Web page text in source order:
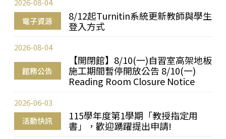
電子資源
8/12起Turnitin系統更新教師與學生
登入方式
2026-08-04
館務公告
【開閉館】8/10(一)自習室高架地板
施工期間暫停開放公告 8/10(一)
Reading Room Closure Notice
2026-08-04
活動快訊
115學年度第1學期「教授指定用
書」，歡迎踴躍提出申請!
2026-06-03